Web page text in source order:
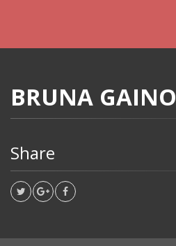
BRUNA GAINO
Share